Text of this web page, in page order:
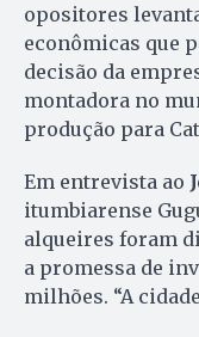
opositores
econômicas que
decisão da
montadora no
produção para
Em entrevista ao
itumbiarense
alqueires foram
a promessa de
milhões. “A